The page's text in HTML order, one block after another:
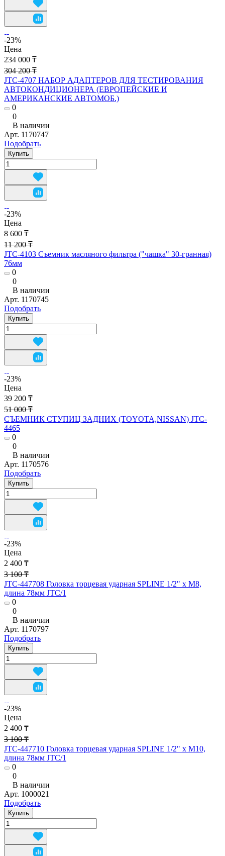
-23%
Цена
234 000 ₸
304 200 ₸
JTC-4707 НАБОР АДАПТЕРОВ ДЛЯ ТЕСТИРОВАНИЯ
АВТОКОНДИЦИОНЕРА (ЕВРОПЕЙСКИЕ И
АМЕРИКАНСКИЕ АВТОМОБ.)
0
0
В наличии
Арт. 1170747
Подобрать
Купить
-23%
Цена
8 600 ₸
11 200 ₸
JTC-4103 Съемник масляного фильтра ("чашка" 30-гранная)
76мм
0
0
В наличии
Арт. 1170745
Подобрать
Купить
-23%
Цена
39 200 ₸
51 000 ₸
СЪЕМНИК СТУПИЦ ЗАДНИХ (TOYOTA,NISSAN) JTC-
4465
0
0
В наличии
Арт. 1170576
Подобрать
Купить
-23%
Цена
2 400 ₸
3 100 ₸
JTC-447708 Головка торцевая ударная SPLINE 1/2" х M8,
длина 78мм JTC/1
0
0
В наличии
Арт. 1170797
Подобрать
Купить
-23%
Цена
2 400 ₸
3 100 ₸
JTC-447710 Головка торцевая ударная SPLINE 1/2" х M10,
длина 78мм JTC/1
0
0
В наличии
Арт. 1000021
Подобрать
Купить